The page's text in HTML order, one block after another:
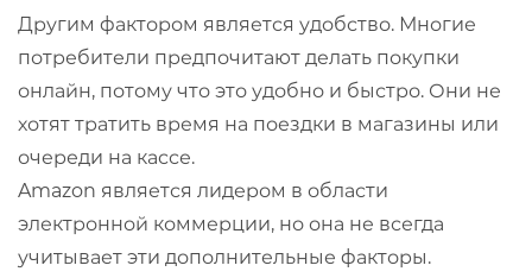
Другим фактором является удобство. Многие
потребители предпочитают делать покупки
онлайн, потому что это удобно и быстро. Они не
хотят тратить время на поездки в магазины или
очереди на кассе.
Amazon является лидером в области
электронной коммерции, но она не всегда
учитывает эти дополнительные факторы.